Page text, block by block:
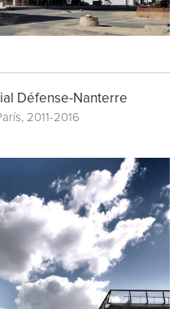
Défense-Nanterre
2011-2016